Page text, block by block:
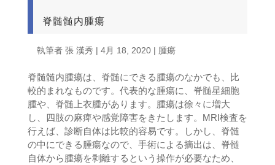
脊髄髄内腫瘍
執筆者 張 漢秀 | 4月 18, 2020| 腫瘍
脊髄髄内腫瘍は、脊髄にできる腫瘍のなかでも、比
較的まれなものです。代表的な腫瘍に、脊髄星細胞
腫や、脊髄上衣腫があります。腫瘍は徐々に増大
し、四肢の麻痺や感覚障害をきたします。MRI検査を
行えば、診断自体は比較的容易です。しかし、脊髄
の中にできる腫瘍なので、手術による摘出は、脊髄
自体から腫瘍を剥離するという操作が必要なため、